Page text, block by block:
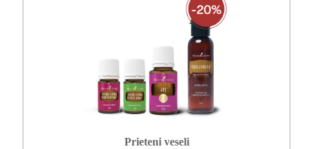
Prieteni veseli